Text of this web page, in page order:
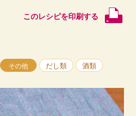
このレシピを印刷する
その他 だし類 酒類